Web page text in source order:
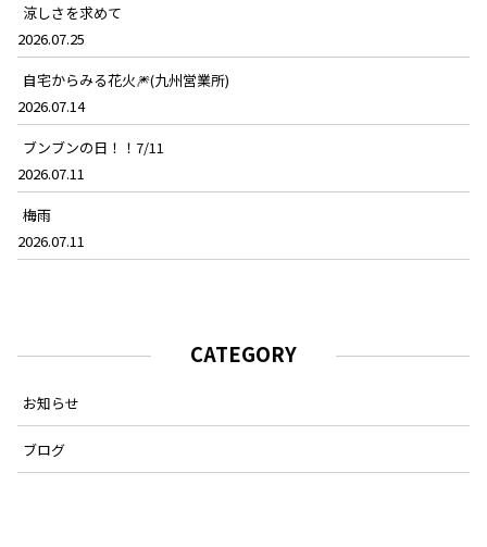
涼しさを求めて
2026.07.25
自宅からみる花火🎆(九州営業所)
2026.07.14
ブンブンの日！！7/11
2026.07.11
梅雨
2026.07.11
CATEGORY
お知らせ
ブログ